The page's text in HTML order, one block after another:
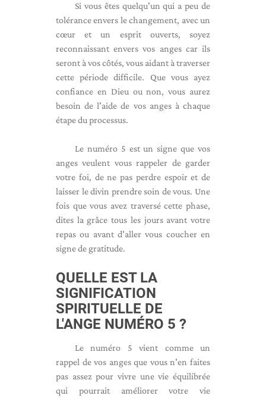
Si vous êtes quelqu'un qui a peu de
tolérance envers le changement, avec un
cœur et un esprit ouverts, soyez
reconnaissant envers vos anges car ils
seront à vos côtés, vous aidant à traverser
cette période difficile. Que vous ayez
confiance en Dieu ou non, vous aurez
besoin de l'aide de vos anges à chaque
étape du processus.
Le numéro 5 est un signe que vos
anges veulent vous rappeler de garder
votre foi, de ne pas perdre espoir et de
laisser le divin prendre soin de vous. Une
fois que vous avez traversé cette phase,
dites la grâce tous les jours avant votre
repas ou avant d'aller vous coucher en
signe de gratitude.
QUELLE EST LA
SIGNIFICATION
SPIRITUELLE DE
L'ANGE NUMÉRO 5 ?
Le numéro 5 vient comme un
rappel de vos anges que vous n'en faites
pas assez pour vivre une vie équilibrée
qui pourrait améliorer votre vie